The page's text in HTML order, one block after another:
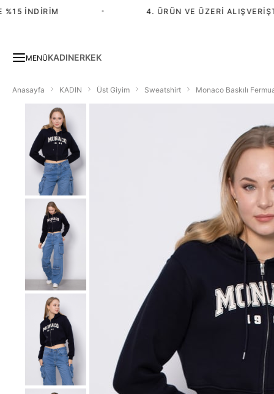
İNDIRIM 4. ÜRÜN VE ÜZERI
MENÜKADINERKEK
Anasayfa KADIN Üst Giyim Sweatshirt Monaco Baskılı